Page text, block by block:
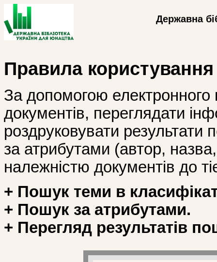
Державна
Правила
За допомогою
документів, переглядати
роздруковувати
за атрибутами (автор, назва,
належністю документів до
+ Пошук теми в
+ Пошук за атрибутами.
+ Перегляд результатів